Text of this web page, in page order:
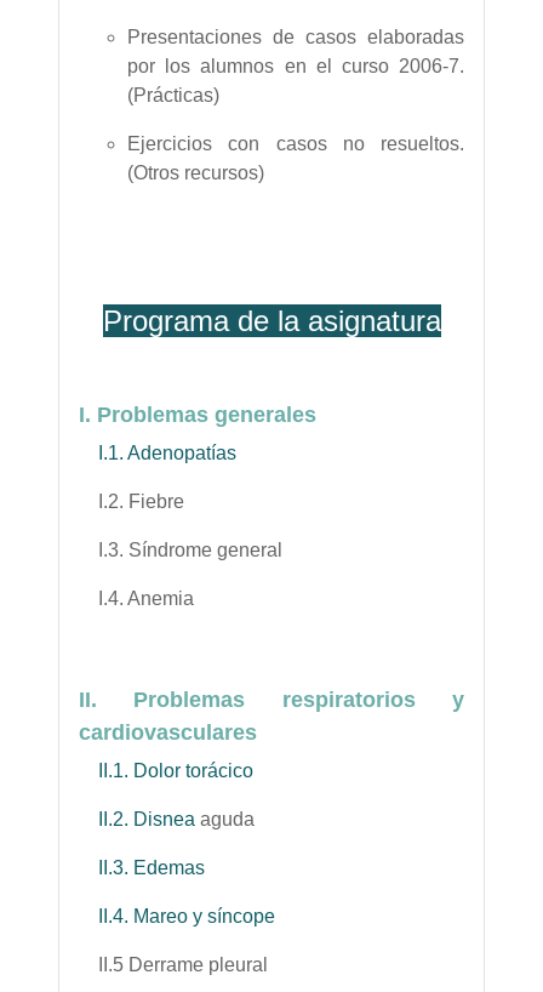
Presentaciones de casos elaboradas
por los alumnos en el curso 2006-7.
(Prácticas)
Ejercicios con casos no resueltos.
(Otros recursos)
Programa de la asignatura
I. Problemas generales
I.1. Adenopatías
I.2. Fiebre
I.3. Síndrome general
I.4. Anemia
II. Problemas respiratorios y
cardiovasculares
II.1. Dolor torácico
II.2. Disnea aguda
II.3. Edemas
II.4. Mareo y síncope
II.5 Derrame pleural